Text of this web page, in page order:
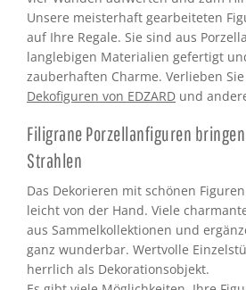
Unsere meisterhaft gearbeiteten
auf Ihre Regale. Sie sind aus
langlebigen Materialien gefertigt
zauberhaften Charme. Verlieben
Dekofiguren von EDZARD und
Filigrane Porzellanfiguren
Strahlen
Das Dekorieren mit schönen
leicht von der Hand. Viele
aus Sammelkollektionen und
ganz wunderbar. Wertvolle
herrlich als Dekorationsobjekt.